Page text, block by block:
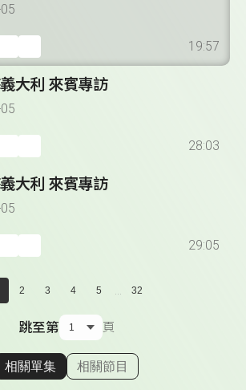
19:57
大利 來賓專訪
28:03
大利 來賓專訪
29:05
2 3 4 5 ... 32
跳至第 頁
顯示相關單集
相關單集 相關節目